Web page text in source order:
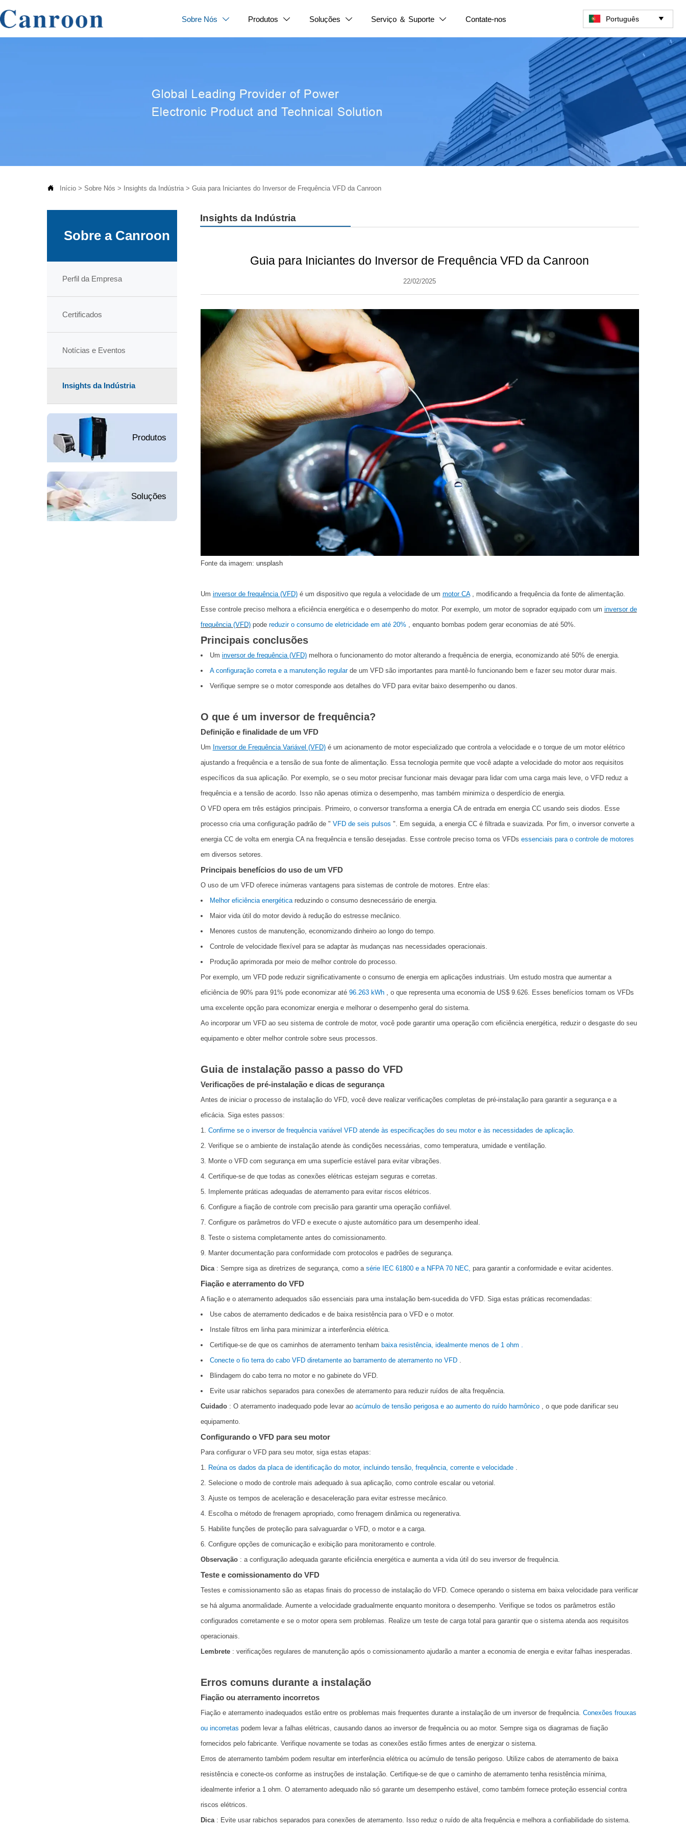
Sobre Nós  Produtos  Soluções  Serviço ＆ Suporte  Contate-nos Português 
 Início> Sobre Nós > Insights da Indústria> Guia para Iniciantes do Inversor de Frequência VFD da Canroon
Sobre a Canroon
Perfil da Empresa
Certificados
Notícias e Eventos
Insights da Indústria
Produtos
Soluções
Insights da Indústria
Guia para Iniciantes do Inversor de Frequência VFD da Canroon
22/02/2025
Fonte da imagem: unsplash
Um inversor de frequência (VFD) é um dispositivo que regula a velocidade de um motor CA
, modificando a frequência da fonte de alimentação.
Esse controle preciso melhora a eficiência energética e o desempenho do motor. Por exemplo, um motor de soprador equipado com um inversor de
frequência (VFD) pode reduzir o consumo de eletricidade em até 20% , enquanto bombas podem gerar economias de até 50%.
Principais conclusões
Um inversor de frequência (VFD) melhora o funcionamento do motor alterando a frequência de energia, economizando até 50% de energia.
A configuração correta e a manutenção regular de um VFD são importantes para mantê-lo funcionando bem e fazer seu motor durar mais.
Verifique sempre se o motor corresponde aos detalhes do VFD para evitar baixo desempenho ou danos.
O que é um inversor de frequência?
Definição e finalidade de um VFD
Um Inversor de Frequência Variável (VFD) é um acionamento de motor especializado que controla a velocidade e o torque de um motor elétrico
ajustando a frequência e a tensão de sua fonte de alimentação. Essa tecnologia permite que você adapte a velocidade do motor aos requisitos
específicos da sua aplicação. Por exemplo, se o seu motor precisar funcionar mais devagar para lidar com uma carga mais leve, o VFD reduz a
frequência e a tensão de acordo. Isso não apenas otimiza o desempenho, mas também minimiza o desperdício de energia.
O VFD opera em três estágios principais. Primeiro, o conversor transforma a energia CA de entrada em energia CC usando seis diodos. Esse
processo cria uma configuração padrão de " VFD de seis pulsos ". Em seguida, a energia CC é filtrada e suavizada. Por fim, o inversor converte a
energia CC de volta em energia CA na frequência e tensão desejadas. Esse controle preciso torna os VFDs essenciais para o controle de motores
em diversos setores.
Principais benefícios do uso de um VFD
O uso de um VFD oferece inúmeras vantagens para sistemas de controle de motores. Entre elas:
Melhor eficiência energética reduzindo o consumo desnecessário de energia.
Maior vida útil do motor devido à redução do estresse mecânico.
Menores custos de manutenção, economizando dinheiro ao longo do tempo.
Controle de velocidade flexível para se adaptar às mudanças nas necessidades operacionais.
Produção aprimorada por meio de melhor controle do processo.
Por exemplo, um VFD pode reduzir significativamente o consumo de energia em aplicações industriais. Um estudo mostra que aumentar a
eficiência de 90% para 91% pode economizar até 96.263 kWh
, o que representa uma economia de US$ 9.626. Esses benefícios tornam os VFDs
uma excelente opção para economizar energia e melhorar o desempenho geral do sistema.
Ao incorporar um VFD ao seu sistema de controle de motor, você pode garantir uma operação com eficiência energética, reduzir o desgaste do seu
equipamento e obter melhor controle sobre seus processos.
Guia de instalação passo a passo do VFD
Verificações de pré-instalação e dicas de segurança
Antes de iniciar o processo de instalação do VFD, você deve realizar verificações completas de pré-instalação para garantir a segurança e a
eficácia. Siga estes passos:
Confirme se o inversor de frequência variável VFD atende às especificações do seu motor e às necessidades de aplicação.
Verifique se o ambiente de instalação atende às condições necessárias, como temperatura, umidade e ventilação.
Monte o VFD com segurança em uma superfície estável para evitar vibrações.
Certifique-se de que todas as conexões elétricas estejam seguras e corretas.
Implemente práticas adequadas de aterramento para evitar riscos elétricos.
Configure a fiação de controle com precisão para garantir uma operação confiável.
Configure os parâmetros do VFD e execute o ajuste automático para um desempenho ideal.
Teste o sistema completamente antes do comissionamento.
Manter documentação para conformidade com protocolos e padrões de segurança.
Dica: Sempre siga as diretrizes de segurança, como a série IEC 61800 e a NFPA 70 NEC, para garantir a conformidade e evitar acidentes.
Fiação e aterramento do VFD
A fiação e o aterramento adequados são essenciais para uma instalação bem-sucedida do VFD. Siga estas práticas recomendadas:
Use cabos de aterramento dedicados e de baixa resistência para o VFD e o motor.
Instale filtros em linha para minimizar a interferência elétrica.
Certifique-se de que os caminhos de aterramento tenham baixa resistência, idealmente menos de 1 ohm
Conecte o fio terra do cabo VFD diretamente ao barramento de aterramento no VFD
Blindagem do cabo terra no motor e no gabinete do VFD.
Evite usar rabichos separados para conexões de aterramento para reduzir ruídos de alta frequência.
Cuidado: O aterramento inadequado pode levar ao acúmulo de tensão perigosa e ao aumento do ruído harmônico
, o que pode danificar seu
equipamento.
Configurando o VFD para seu motor
Para configurar o VFD para seu motor, siga estas etapas:
Reúna os dados da placa de identificação do motor, incluindo tensão, frequência, corrente e velocidade
Selecione o modo de controle mais adequado à sua aplicação, como controle escalar ou vetorial.
Ajuste os tempos de aceleração e desaceleração para evitar estresse mecânico.
Escolha o método de frenagem apropriado, como frenagem dinâmica ou regenerativa.
Habilite funções de proteção para salvaguardar o VFD, o motor e a carga.
Configure opções de comunicação e exibição para monitoramento e controle.
Observação: a configuração adequada garante eficiência energética e aumenta a vida útil do seu inversor de frequência.
Teste e comissionamento do VFD
Testes e comissionamento são as etapas finais do processo de instalação do VFD. Comece operando o sistema em baixa velocidade para verificar
se há alguma anormalidade. Aumente a velocidade gradualmente enquanto monitora o desempenho. Verifique se todos os parâmetros estão
configurados corretamente e se o motor opera sem problemas. Realize um teste de carga total para garantir que o sistema atenda aos requisitos
operacionais.
Lembrete: verificações regulares de manutenção após o comissionamento ajudarão a manter a economia de energia e evitar falhas inesperadas.
Erros comuns durante a instalação
Fiação ou aterramento incorretos
Fiação e aterramento inadequados estão entre os problemas mais frequentes durante a instalação de um inversor de frequência. Conexões frouxas
ou incorretas podem levar a falhas elétricas, causando danos ao inversor de frequência ou ao motor. Sempre siga os diagramas de fiação
fornecidos pelo fabricante. Verifique novamente se todas as conexões estão firmes antes de energizar o sistema.
Erros de aterramento também podem resultar em interferência elétrica ou acúmulo de tensão perigoso. Utilize cabos de aterramento de baixa
resistência e conecte-os conforme as instruções de instalação. Certifique-se de que o caminho de aterramento tenha resistência mínima,
idealmente inferior a 1 ohm. O aterramento adequado não só garante um desempenho estável, como também fornece proteção essencial contra
riscos elétricos.
Dica: Evite usar rabichos separados para conexões de aterramento. Isso reduz o ruído de alta frequência e melhora a confiabilidade do sistema.